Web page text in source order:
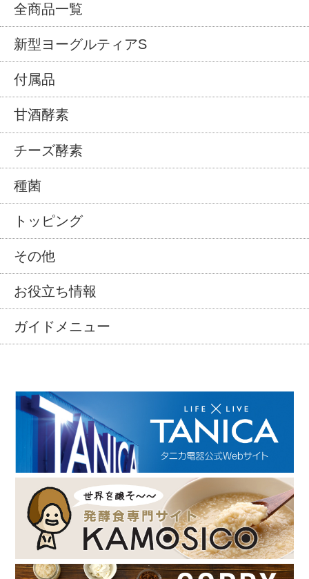
全商品一覧
新型ヨーグルティアS
付属品
甘酒酵素
チーズ酵素
種菌
トッピング
その他
お役立ち情報
ガイドメニュー